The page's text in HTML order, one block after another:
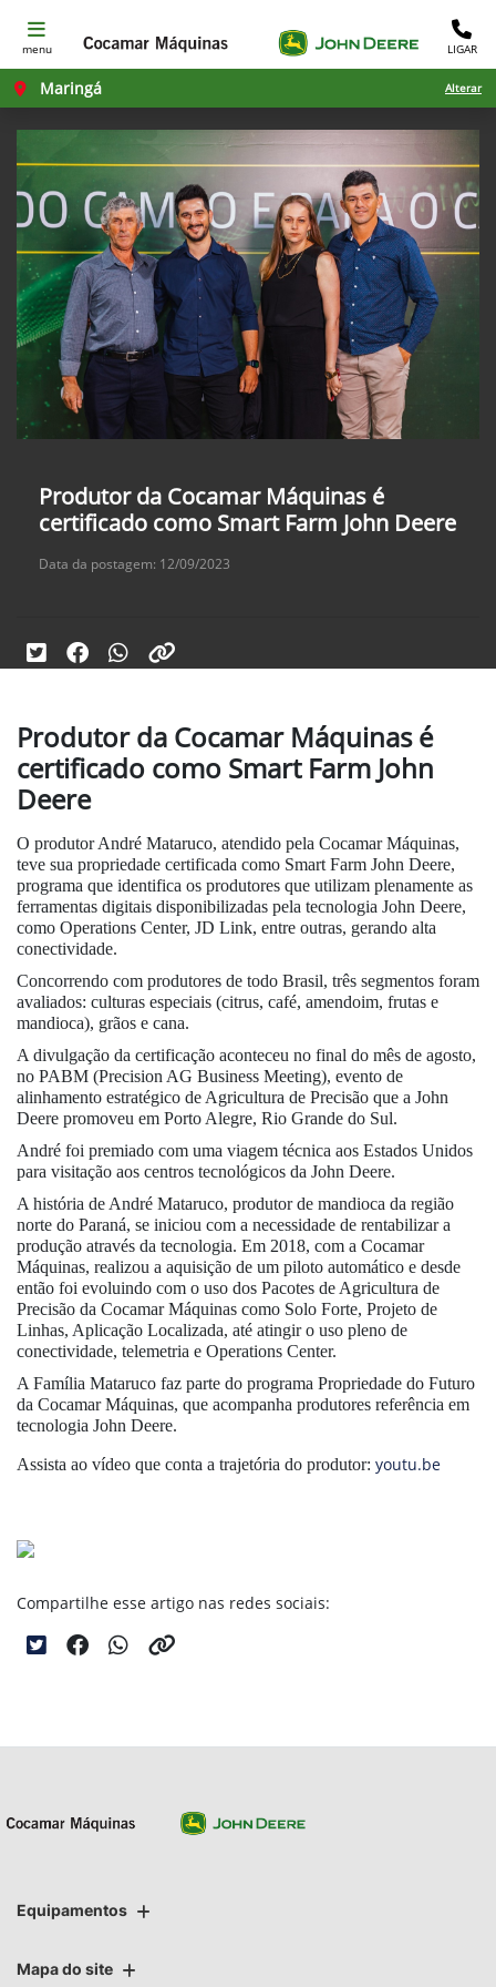
menu LIGAR
Maringá Alterar
Produtor da Cocamar Máquinas é
certificado como Smart Farm John Deere
Data da postagem: 12/09/2023
Produtor da Cocamar Máquinas é
certificado como Smart Farm John
Deere
O produtor André Mataruco, atendido pela Cocamar Máquinas,
teve sua propriedade certificada como Smart Farm John Deere,
programa que identifica os produtores que utilizam plenamente as
ferramentas digitais disponibilizadas pela tecnologia John Deere,
como Operations Center, JD Link, entre outras, gerando alta
conectividade.
Concorrendo com produtores de todo Brasil, três segmentos foram
avaliados: culturas especiais (citrus, café, amendoim, frutas e
mandioca), grãos e cana.
A divulgação da certificação aconteceu no final do mês de agosto,
no PABM (Precision AG Business Meeting), evento de
alinhamento estratégico de Agricultura de Precisão que a John
Deere promoveu em Porto Alegre, Rio Grande do Sul.
André foi premiado com uma viagem técnica aos Estados Unidos
para visitação aos centros tecnológicos da John Deere.
A história de André Mataruco, produtor de mandioca da região
norte do Paraná, se iniciou com a necessidade de rentabilizar a
produção através da tecnologia. Em 2018, com a Cocamar
Máquinas, realizou a aquisição de um piloto automático e desde
então foi evoluindo com o uso dos Pacotes de Agricultura de
Precisão da Cocamar Máquinas como Solo Forte, Projeto de
Linhas, Aplicação Localizada, até atingir o uso pleno de
conectividade, telemetria e Operations Center.
A Família Mataruco faz parte do programa Propriedade do Futuro
da Cocamar Máquinas, que acompanha produtores referência em
tecnologia John Deere.
Assista ao vídeo que conta a trajetória do produtor: youtu.be
Compartilhe esse artigo nas redes sociais:
Equipamentos
Mapa do site